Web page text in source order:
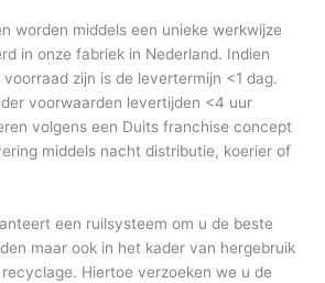
worden middels een unieke werkwijze
in onze fabriek in Nederland. Indien
zijn is de levertermijn <1 dag.
voorwaarden levertijden <4 uur
volgens een Duits franchise concept
middels nacht distributie, koerier of
een ruilsysteem om u de beste
maar ook in het kader van hergebruik
Hiertoe verzoeken we u de